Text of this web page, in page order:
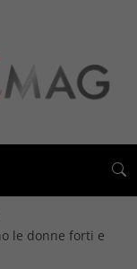
le donne forti e